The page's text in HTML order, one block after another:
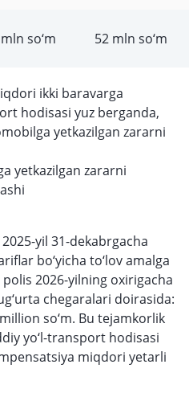
so‘m 52 mln so‘m
ikki baravarga
hodisasi yuz berganda,
yetkazilgan zararni
yetkazilgan zararni
yil 31-dekabrgacha
bo‘yicha to‘lov amalga
2026-yilning oxirigacha
chegaralari doirasida:
so‘m. Bu tejamkorlik
yo‘l-transport hodisasi
miqdori yetarli